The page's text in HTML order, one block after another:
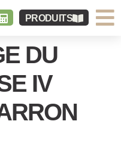
PRODUITS
DU
IV